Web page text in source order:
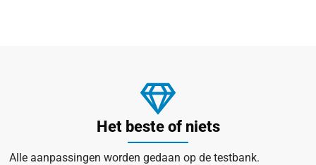
Het beste of niets
Alle aanpassingen worden gedaan op de testbank.